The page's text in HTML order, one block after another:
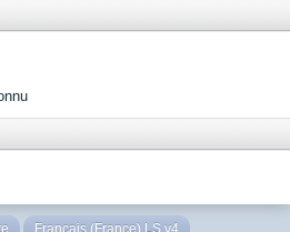
Français (France) LS v4